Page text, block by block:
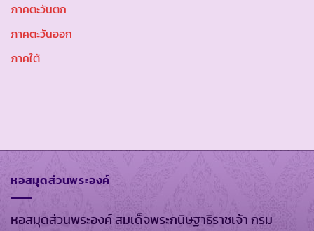
ภาคตะวันตก
ภาคตะวันออก
ภาคใต้
หอสมุดส่วนพระองค์
หอสมุดส่วนพระองค์ สมเด็จพระกนิษฐาธิราชเจ้า กรม